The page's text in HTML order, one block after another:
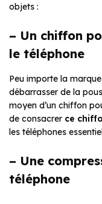
objets :
– Un chiffon
le téléphone
Peu importe la
débarrasser de la
moyen d’un chiffon
de consacrer ce
les téléphones
– Une
téléphone